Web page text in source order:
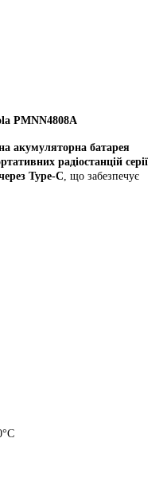
PMNN4808A
акумуляторна батарея
радіостанцій серії
Type-C , що забезпечує